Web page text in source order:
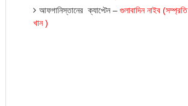
আফগানিস্তানের ক্যাপ্টেন – গুলাবাদিন নাইব(সম্প্রতি
খান )